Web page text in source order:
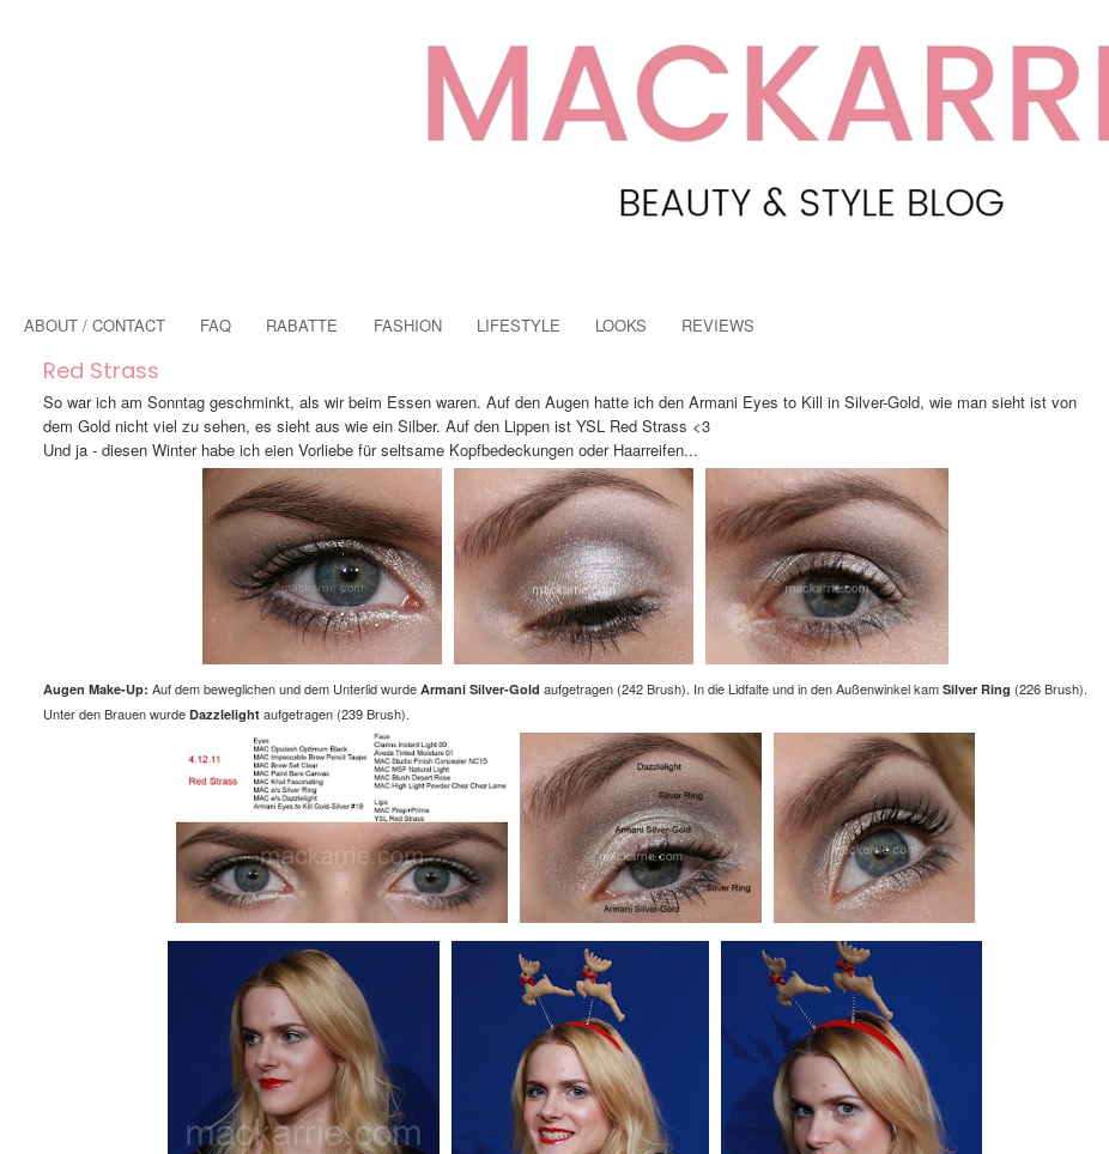
ABOUT / CONTACT FAQ RABATTE FASHION LIFESTYLE LOOKS REVIEWS
Red Strass
So war ich am Sonntag geschminkt, als wir beim Essen waren. Auf den Augen hatte ich den Armani Eyes to Kill in Silver-Gold, wie man sieht ist von
dem Gold nicht viel zu sehen, es sieht aus wie ein Silber. Auf den Lippen ist YSL Red Strass <3
Und ja - diesen Winter habe ich eien Vorliebe für seltsame Kopfbedeckungen oder Haarreifen...
Augen Make-Up: Auf dem beweglichen und dem Unterlid wurdeArmani Silver-Goldaufgetragen (242 Brush). In die Lidfalte und in den Außenwinkel kamSilver Ring (226 Brush).
Unter den Brauen wurdeDazzlelightaufgetragen (239 Brush).